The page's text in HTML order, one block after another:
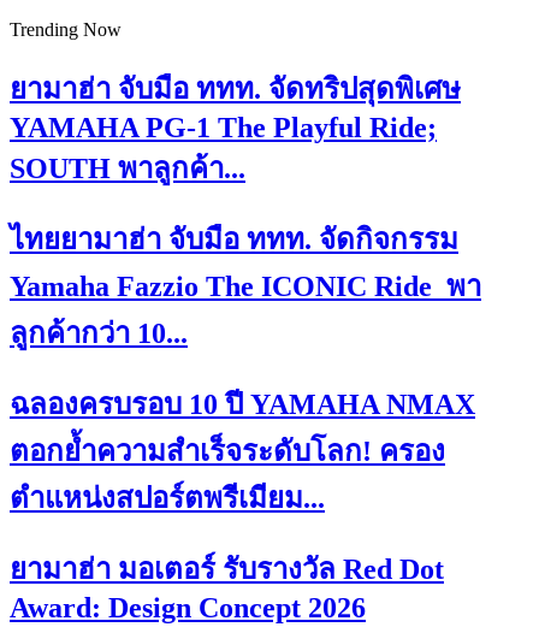
Trending Now
ยามาฮ่า จับมือ ททท. จัดทริปสุดพิเศษ
YAMAHA PG-1 The Playful Ride;
SOUTH พาลูกค้า...
ไทยยามาฮ่า จับมือ ททท. จัดกิจกรรม
Yamaha Fazzio The ICONIC Ride พา
ลูกค้ากว่า 10...
ฉลองครบรอบ 10 ปี YAMAHA NMAX
ตอกย้ำความสำเร็จระดับโลก! ครอง
ตำแหน่งสปอร์ตพรีเมียม...
ยามาฮ่า มอเตอร์ รับรางวัล Red Dot
Award: Design Concept 2026